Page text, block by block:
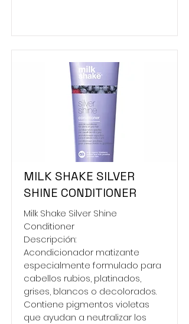
MILK SHAKE SILVER
SHINE CONDITIONER
Milk Shake Silver Shine
Conditioner
Descripción:
Acondicionador matizante
especialmente formulado para
cabellos rubios, platinados,
grises, blancos o decolorados.
Contiene pigmentos violetas
que ayudan a neutralizar los